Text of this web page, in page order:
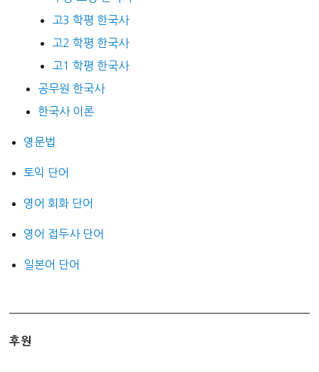
고3 학평 한국사
고2 학평 한국사
고1 학평 한국사
공무원 한국사
한국사 이론
영문법
토익 단어
영어 회화 단어
영어 접두사 단어
일본어 단어
후원